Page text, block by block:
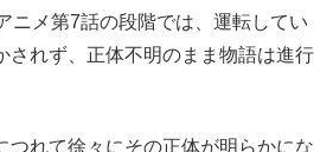
ニメ第7話の段階では、運転してい
されず、正体不明のまま物語は進行
つれて徐々にその正体が明らかにな